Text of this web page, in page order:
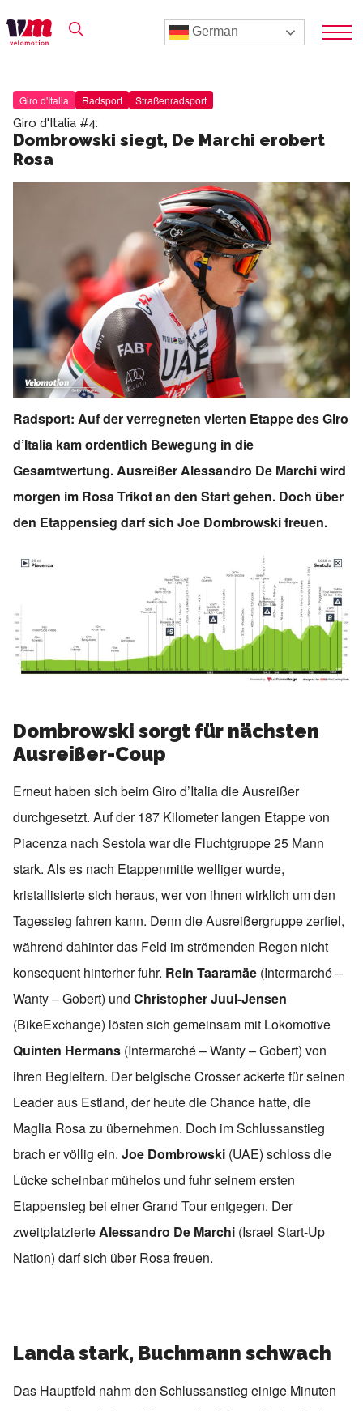
German
Giro d'Italia Radsport Straßenradsport
Giro d'Italia #4:
Dombrowski siegt, De Marchi erobert
Rosa
Radsport: Auf der verregneten vierten Etappe des Giro
d’Italia kam ordentlich Bewegung in die
Gesamtwertung. Ausreißer Alessandro De Marchi wird
morgen im Rosa Trikot an den Start gehen. Doch über
den Etappensieg darf sich Joe Dombrowski freuen.
Dombrowski sorgt für nächsten
Ausreißer-Coup
Erneut haben sich beim Giro d’Italia die Ausreißer
durchgesetzt. Auf der 187 Kilometer langen Etappe von
Piacenza nach Sestola war die Fluchtgruppe 25 Mann
stark. Als es nach Etappenmitte welliger wurde,
kristallisierte sich heraus, wer von ihnen wirklich um den
Tagessieg fahren kann. Denn die Ausreißergruppe zerfiel,
während dahinter das Feld im strömenden Regen nicht
konsequent hinterher fuhr. Rein Taaramäe (Intermarché –
Wanty – Gobert) und Christopher Juul-Jensen
(BikeExchange) lösten sich gemeinsam mit Lokomotive
Quinten Hermans (Intermarché – Wanty – Gobert) von
ihren Begleitern. Der belgische Crosser ackerte für seinen
Leader aus Estland, der heute die Chance hatte, die
Maglia Rosa zu übernehmen. Doch im Schlussanstieg
brach er völlig ein. Joe Dombrowski (UAE) schloss die
Lücke scheinbar mühelos und fuhr seinem ersten
Etappensieg bei einer Grand Tour entgegen. Der
zweitplatzierteAlessandro De Marchi (Israel Start-Up
Nation) darf sich über Rosa freuen.
Landa stark, Buchmann schwach
Das Hauptfeld nahm den Schlussanstieg einige Minuten